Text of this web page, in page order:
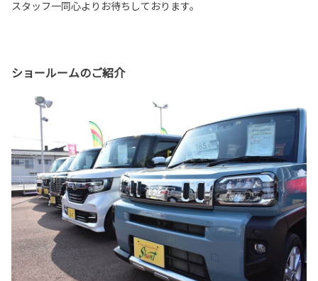
スタッフ一同心よりお待ちしております。
ショールームのご紹介